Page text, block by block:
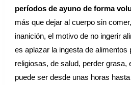
períodos de ayuno de forma
más que dejar al cuerpo sin
inanición, el motivo de no ingerir
es aplazar la ingesta de alimentos
religiosas, de salud, perder grasa,
puede ser desde unas horas